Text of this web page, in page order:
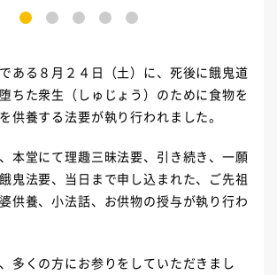
3 4 5
ある８月２４日（土）に、死後に餓鬼道
ちた衆生（しゅじょう）のために食物を
供養する法要が執り行われました。
本堂にて理趣三昧法要、引き続き、一願
鬼法要、当日まで申し込まれた、ご先祖
供養、小法話、お供物の授与が執り行わ
多くの方にお参りをしていただきまし